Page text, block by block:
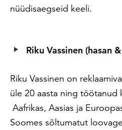
nüüdisaegseid keeli.
Riku Vassinen (hasan
Riku Vassinen on
üle 20 aasta ning töötanud
Aafrikas, Aasias ja
Soomes sõltumatut